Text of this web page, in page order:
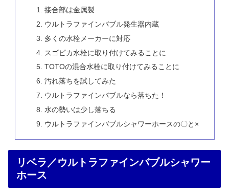
接合部は金属製
ウルトラファインバブル発生器内蔵
多くの水栓メーカーに対応
スゴピカ水栓に取り付けてみることに
TOTOの混合水栓に取り付けてみることに
汚れ落ちを試してみた
ウルトラファインバブルなら落ちた！
水の勢いは少し落ちる
ウルトラファインバブルシャワーホースの〇と×
リベラ／ウルトラファインバブルシャワー
ホース